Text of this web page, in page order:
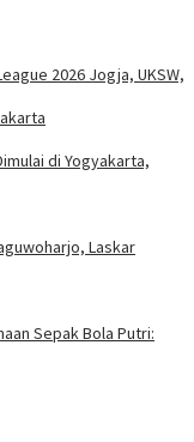
2026 Jogja, UKSW,
di Yogyakarta,
Laskar
Sepak Bola Putri: